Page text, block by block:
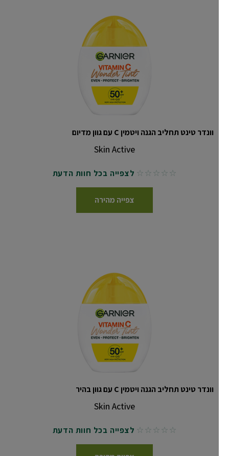
וונדר טינט תחליב הגנה ויטמין C עם גוון מדיום
Skin Active
No reviews לצפייה בכל חוות הדעת
צפייה מהירה
וונדר טינט תחליב הגנה ויטמין C עם גוון בהיר
Skin Active
No reviews לצפייה בכל חוות הדעת